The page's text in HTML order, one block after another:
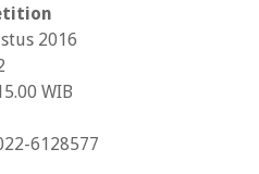
2016
WIB
6128577